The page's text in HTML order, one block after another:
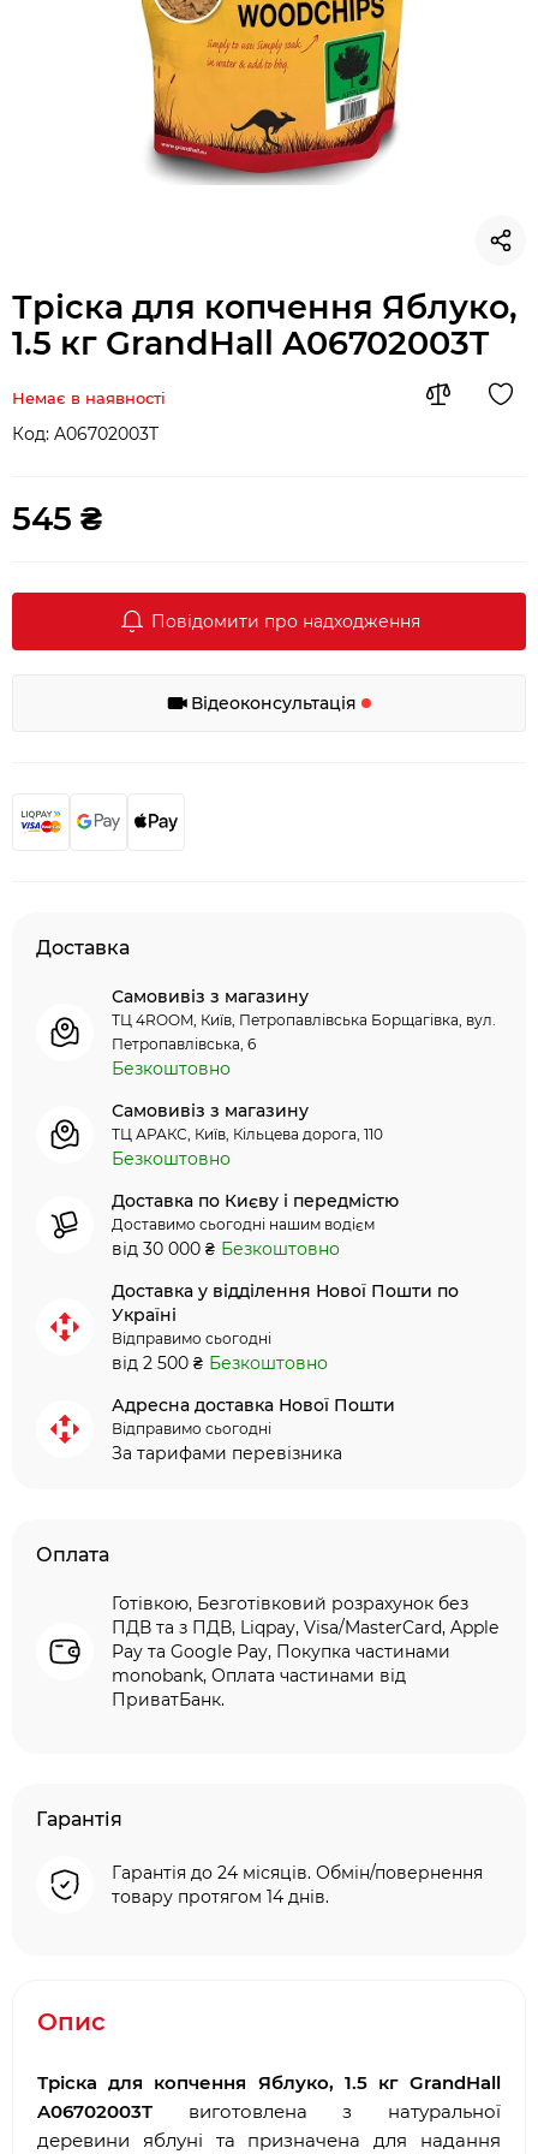
Тріска для копчення Яблуко,
1.5 кг GrandHall A06702003T
Немає в наявності
Код: A06702003T
545 ₴
Повідомити про надходження
Відеоконсультація
Доставка
Самовивіз з магазину
ТЦ 4ROOM, Київ, Петропавлівська Борщагівка, вул.
Петропавлівська, 6
Безкоштовно
Самовивіз з магазину
ТЦ АРАКС, Київ, Кільцева дорога, 110
Безкоштовно
Доставка по Києву і передмістю
Доставимо сьогодні нашим водієм
від 30 000 ₴ Безкоштовно
Доставка у відділення Нової Пошти по
Україні
Відправимо сьогодні
від 2 500 ₴ Безкоштовно
Адресна доставка Нової Пошти
Відправимо сьогодні
За тарифами перевізника
Оплата
Готівкою, Безготівковий розрахунок без
ПДВ та з ПДВ, Liqpay, Visa/MasterCard, Apple
Pay та Google Pay, Покупка частинами
monobank, Оплата частинами від
ПриватБанк.
Гарантія
Гарантія до 24 місяців. Обмін/повернення
товару протягом 14 днів.
Опис
Тріска для копчення Яблуко, 1.5 кг GrandHall
A06702003T виготовлена з натуральної
деревини яблуні та призначена для надання